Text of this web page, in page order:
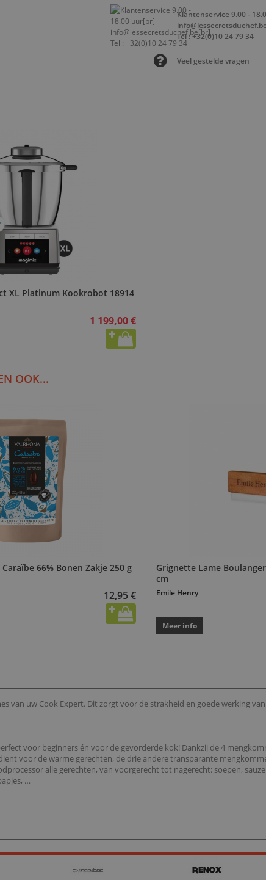
Klantenservice 9.00 -
info@lessecretsduchef.be
Tel : +32(0)10 24 79 34
Veel gestelde vragen
XL Platinum Kookrobot 18914
1 199,00 €
OOK...
66% Bonen Zakje 250 g
12,95 €
Grignette Lame
cm
Emile Henry
Meer info
van uw Cook Expert. Dit zorgt voor de strakheid en goede werking
voor beginners én voor de gevorderde kok! Dankzij de 4
voor de warme gerechten, de drie andere transparante
alle gerechten, van voorgerecht tot nagerecht: soepen,
…